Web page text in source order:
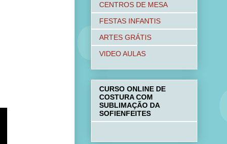
CENTROS DE MESA
FESTAS INFANTIS
ARTES GRÁTIS
VIDEO AULAS
CURSO ONLINE DE
COSTURA COM
SUBLIMAÇÃO DA
SOFIENFEITES